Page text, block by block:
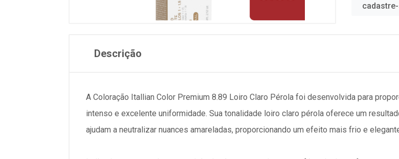
Descrição
A Coloração Itallian Color Premium 8.89 Loiro Claro Pérola foi desenvolvida para
intenso e excelente uniformidade. Sua tonalidade loiro claro pérola oferece um
ajudam a neutralizar nuances amareladas, proporcionando um efeito mais frio e